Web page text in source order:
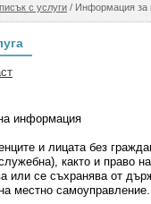
с услуги / Информация за
информация
и лицата без
както и право
или се съхранява от
местно самоуправление.